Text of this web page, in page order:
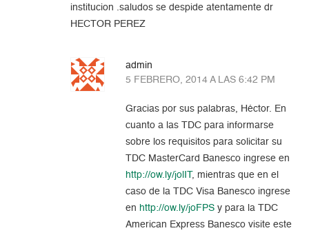
institucion .saludos se despide atentamente dr
HECTOR PEREZ
admin
5 FEBRERO, 2014 A LAS 6:42 PM
Gracias por sus palabras, Héctor. En
cuanto a las TDC para informarse
sobre los requisitos para solicitar su
TDC MasterCard Banesco ingrese en
http://ow.ly/jolIT, mientras que en el
caso de la TDC Visa Banesco ingrese
en http://ow.ly/joFPS y para la TDC
American Express Banesco visite este